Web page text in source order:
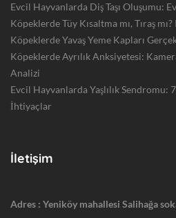
Evcil Hayvanlarda Diş Taşı Oluşumu:
Köpeklerde Tüy Kısaltma mı, Tıraş
Köpeklerde Yavaş Yeme Kapları
Köpeklerde Ayrılık Anksiyetesi:
Analizi
Evcil Hayvanlarda Yaşlılık Sendromu:
İhtiyaçlar
İletişim
Adres : Yeniköy mahallesi Salihağa